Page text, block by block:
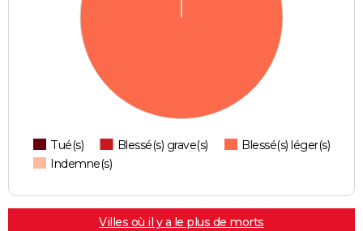
Tué(s) Blessé(s) grave(s)
Blessé(s) léger(s)
Indemne(s)
Villes où il y a le plus de morts